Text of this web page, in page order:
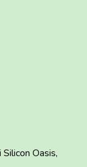
Oasis,